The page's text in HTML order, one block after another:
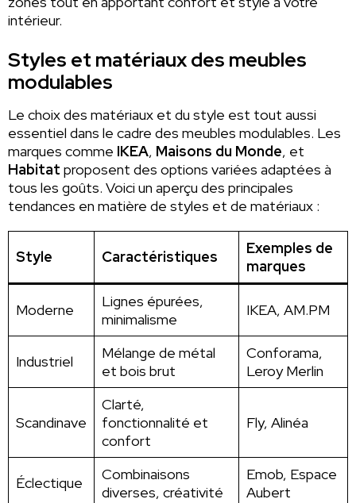
intérieur.
Styles et matériaux des meubles
modulables
Le choix des matériaux et du style est tout aussi
essentiel dans le cadre des meubles modulables. Les
marques comme IKEA, Maisons du Monde, et
Habitat proposent des options variées adaptées à
tous les goûts. Voici un aperçu des principales
tendances en matière de styles et de matériaux :
Style Caractéristiques
Exemples de
marques
Moderne
Lignes épurées,
minimalisme
IKEA, AM.PM
Industriel
Mélange de métal
et bois brut
Conforama,
Leroy Merlin
Scandinave
Clarté,
fonctionnalité et
confort
Fly, Alinéa
Éclectique
Combinaisons
diverses, créativité
Emob, Espace
Aubert